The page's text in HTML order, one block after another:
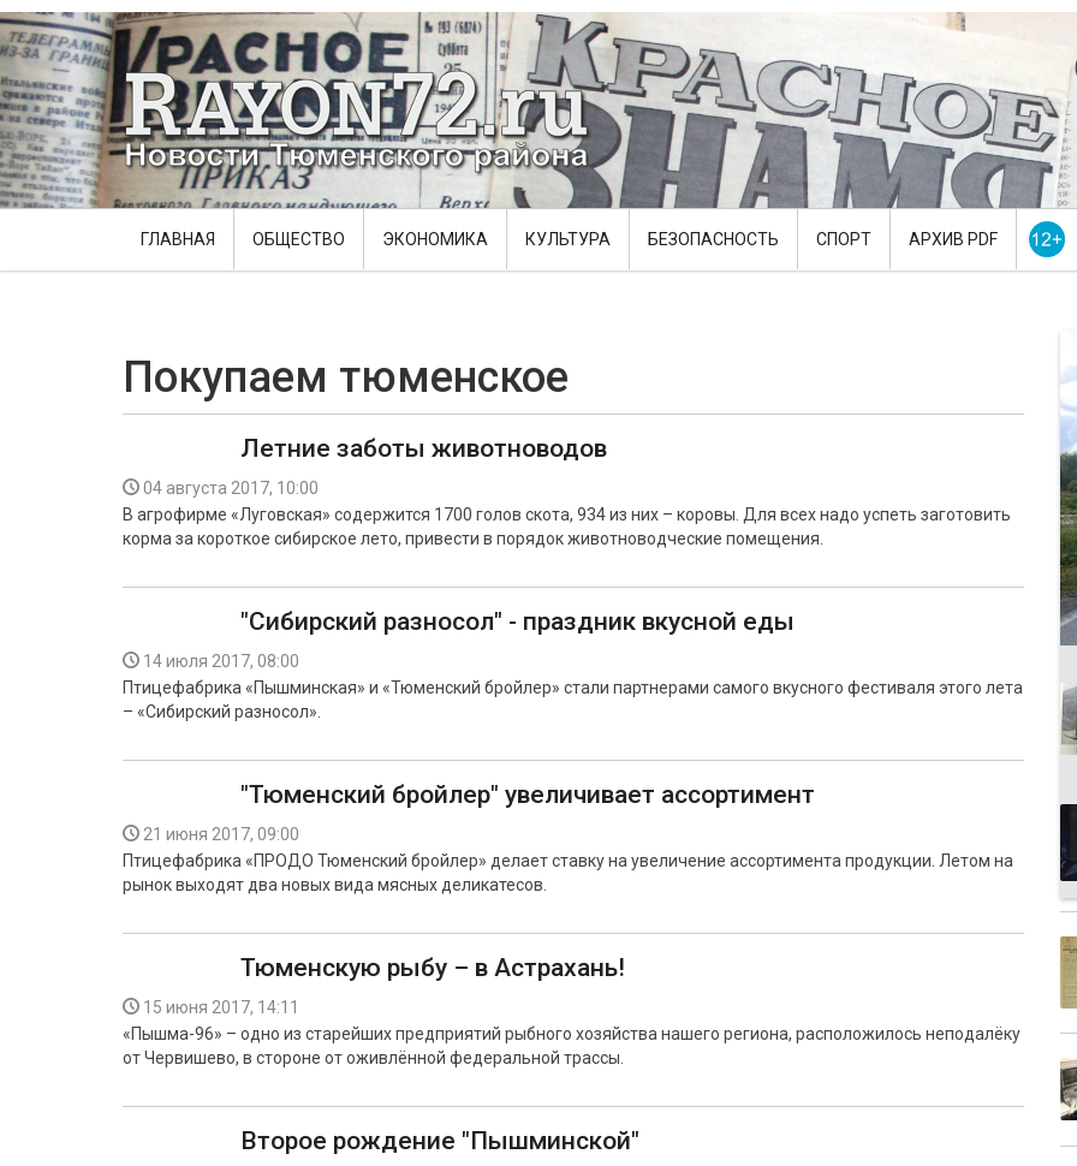
ГЛАВНАЯ ОБЩЕСТВО ЭКОНОМИКА КУЛЬТУРА БЕЗОПАСНОСТЬ СПОРТ АРХИВ PDF
Покупаем тюменское
Летние заботы животноводов
04 августа 2017, 10:00
В агрофирме «Луговская» содержится 1700 голов скота, 934 из них – коровы. Для всех надо успеть заготовить
корма за короткое сибирское лето, привести в порядок животноводческие помещения.
"Сибирский разносол" - праздник вкусной еды
14 июля 2017, 08:00
Птицефабрика «Пышминская» и «Тюменский бройлер» стали партнерами самого вкусного фестиваля этого лета
– «Сибирский разносол».
"Тюменский бройлер" увеличивает ассортимент
21 июня 2017, 09:00
Птицефабрика «ПРОДО Тюменский бройлер» делает ставку на увеличение ассортимента продукции. Летом на
рынок выходят два новых вида мясных деликатесов.
Тюменскую рыбу – в Астрахань!
15 июня 2017, 14:11
«Пышма-96» – одно из старейших предприятий рыбного хозяйства нашего региона, расположилось неподалёку
от Червишево, в стороне от оживлённой федеральной трассы.
Второе рождение "Пышминской"